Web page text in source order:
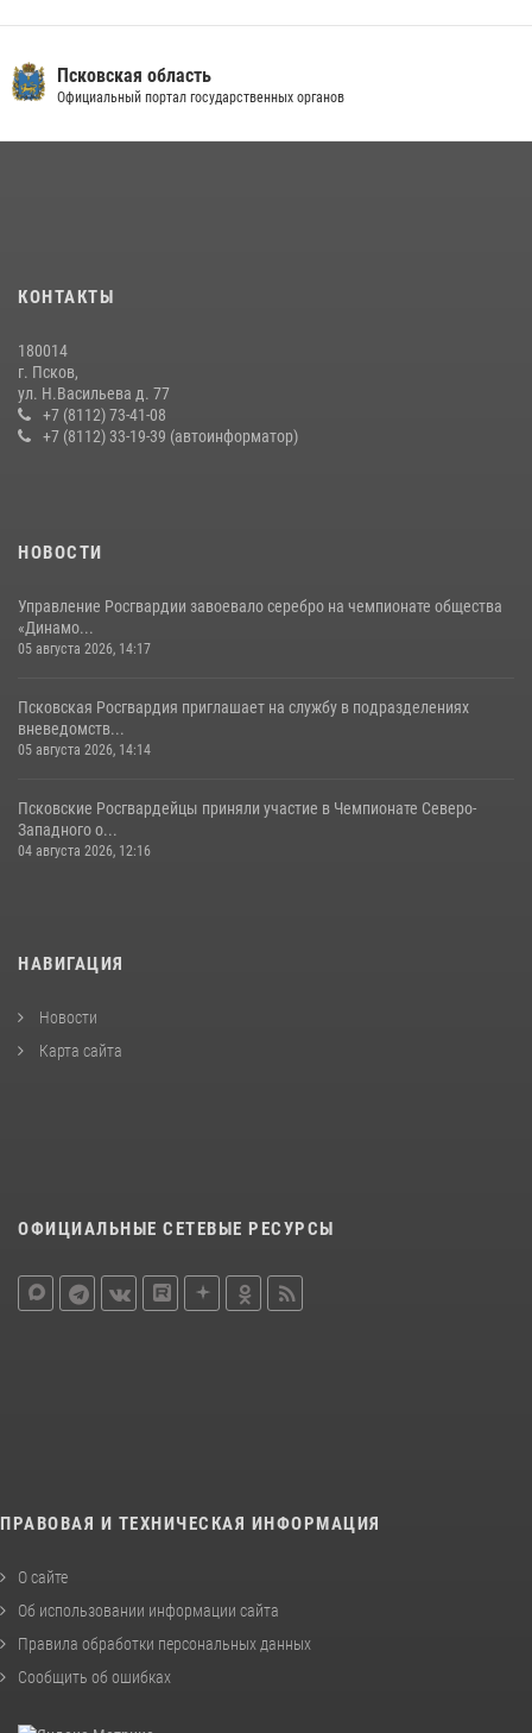
24 июля 2026, 13:59 1
рабочее совещание
Росгвардейцы одержали победу
Сотрудники вневедомственной охраны Росгвардии за минувшие
сутки пресекли в областном центре серию краж
22 июля 2026, 10:19
16 июля 2026, 10:24
Псковская область
Официальный портал государственных органов
КОНТАКТЫ
180014
г. Псков,
ул. Н.Васильева д. 77
+7 (8112) 73-41-08
+7 (8112) 33-19-39 (автоинформатор)
НОВОСТИ
Управление Росгвардии завоевало серебро на чемпионате общества
«Динамо...
05 августа 2026, 14:17
Псковская Росгвардия приглашает на службу в подразделениях
вневедомств...
05 августа 2026, 14:14
Псковские Росгвардейцы приняли участие в Чемпионате Северо-
Западного о...
04 августа 2026, 12:16
НАВИГАЦИЯ
Новости
Карта сайта
ОФИЦИАЛЬНЫЕ СЕТЕВЫЕ РЕСУРСЫ
ПРАВОВАЯ И ТЕХНИЧЕСКАЯ ИНФОРМАЦИЯ
О сайте
Об использовании информации сайта
Правила обработки персональных данных
Сообщить об ошибках